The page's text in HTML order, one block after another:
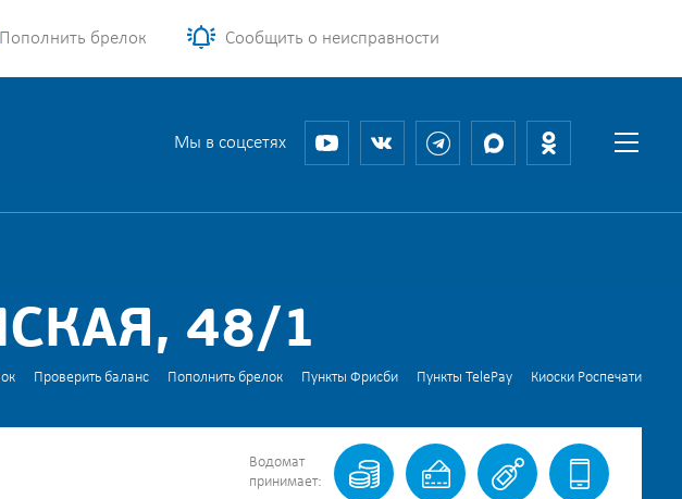
Пополнить брелок Сообщить о неисправности
Мы в соцсетях
48/1
Проверить баланс Пополнить брелок Пункты Фрисби Пункты TelePay Киоски Роспечати
Водомат
принимает: